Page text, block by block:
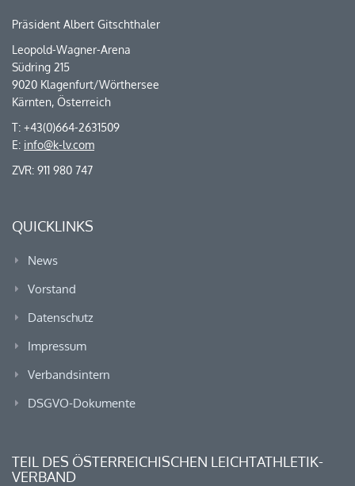
Präsident Albert Gitschthaler
Leopold-Wagner-Arena
Südring 215
9020 Klagenfurt/Wörthersee
Kärnten, Österreich
T: +43(0)664-2631509
E: info@k-lv.com
ZVR: 911 980 747
QUICKLINKS
News
Vorstand
Datenschutz
Impressum
Verbandsintern
DSGVO-Dokumente
TEIL DES ÖSTERREICHISCHEN LEICHTATHLETIK-
VERBAND